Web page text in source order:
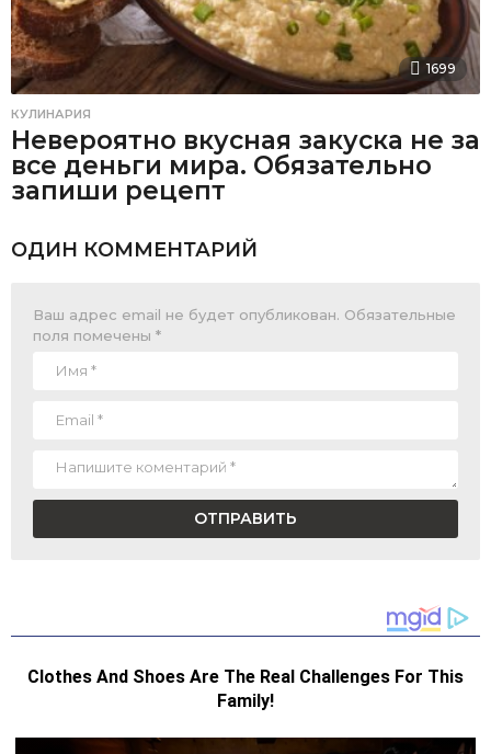
1699
КУЛИНАРИЯ
Невероятно вкусная закуска не за
все деньги мира. Обязательно
запиши рецепт
ОДИН КОММЕНТАРИЙ
Ваш адрес email не будет опубликован. Обязательные
поля помечены *